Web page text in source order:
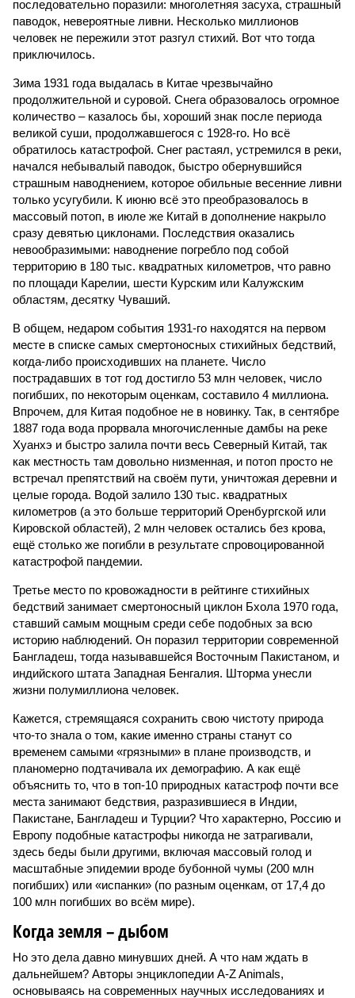
последовательно поразили: многолетняя засуха, страшный
паводок, невероятные ливни. Несколько миллионов
человек не пережили этот разгул стихий. Вот что тогда
приключилось.
Зима 1931 года выдалась в Китае чрезвычайно
продолжительной и суровой. Снега образовалось огромное
количество – казалось бы, хороший знак после периода
великой суши, продолжавшегося с 1928-го. Но всё
обратилось катастрофой. Снег растаял, устремился в реки,
начался небывалый паводок, быстро обернувшийся
страшным наводнением, которое обильные весенние ливни
только усугубили. К июню всё это преобразовалось в
массовый потоп, в июле же Китай в дополнение накрыло
сразу девятью циклонами. Последствия оказались
невообразимыми: наводнение погребло под собой
территорию в 180 тыс. квадратных километров, что равно
по площади Карелии, шести Курским или Калужским
областям, десятку Чуваший.
В общем, недаром события 1931-го находятся на первом
месте в списке самых смертоносных стихийных бедствий,
когда-либо происходивших на планете. Число
пострадавших в тот год достигло 53 млн человек, число
погибших, по некоторым оценкам, составило 4 миллиона.
Впрочем, для Китая подобное не в новинку. Так, в сентябре
1887 года вода прорвала многочисленные дамбы на реке
Хуанхэ и быстро залила почти весь Северный Китай, так
как местность там довольно низменная, и потоп просто не
встречал препятствий на своём пути, уничтожая деревни и
целые города. Водой залило 130 тыс. квадратных
километров (а это больше территорий Оренбургской или
Кировской областей), 2 млн человек остались без крова,
ещё столько же погибли в результате спровоцированной
катастрофой пандемии.
Третье место по кровожадности в рейтинге стихийных
бедствий занимает смертоносный циклон Бхола 1970 года,
ставший самым мощным среди себе подобных за всю
историю наблюдений. Он поразил территории современной
Бангладеш, тогда называвшейся Восточным Пакистаном, и
индийского штата Западная Бенгалия. Шторма унесли
жизни полумиллиона человек.
Кажется, стремящаяся сохранить свою чистоту природа
что-то знала о том, какие именно страны станут со
временем самыми «грязными» в плане производств, и
планомерно подтачивала их демографию. А как ещё
объяснить то, что в топ-10 природных катастроф почти все
места занимают бедствия, разразившиеся в Индии,
Пакистане, Бангладеш и Турции? Что характерно, Россию и
Европу подобные катастрофы никогда не затрагивали,
здесь беды были другими, включая массовый голод и
масштабные эпидемии вроде бубонной чумы (200 млн
погибших) или «испанки» (по разным оценкам, от 17,4 до
100 млн погибших во всём мире).
Когда земля – дыбом
Но это дела давно минувших дней. А что нам ждать в
дальнейшем? Авторы энциклопедии A-Z Animals,
основываясь на современных научных исследованиях и